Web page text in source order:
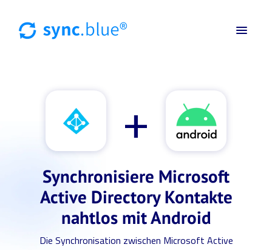
+
Synchronisiere Microsoft
Active Directory Kontakte
nahtlos mit Android
Die Synchronisation zwischen Microsoft Active